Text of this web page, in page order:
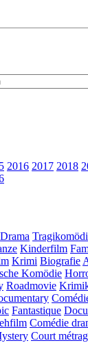
2016 2017 2018
Drama
Kinderfilm
Krimi Biografie
Komödie
Roadmovie
Fantastique
Comédie
Court